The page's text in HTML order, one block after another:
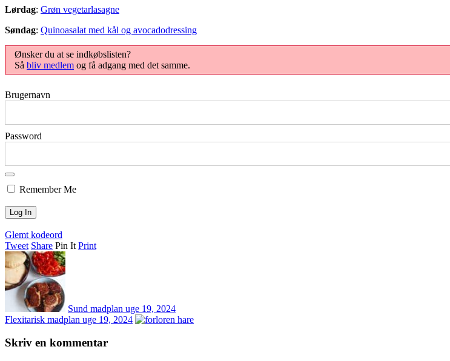
Lørdag: Grøn vegetarlasagne
Søndag: Quinoasalat med kål og avocadodressing
Ønsker du at se indkøbslisten?
Så bliv medlem og få adgang med det samme.
Brugernavn
Password
Remember Me
Glemt kodeord
Tweet Share Pin It Print
Sund madplan uge 19, 2024
Flexitarisk madplan uge 19, 2024
Skriv en kommentar